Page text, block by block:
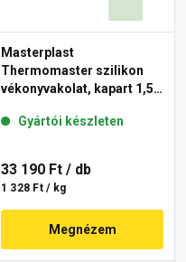
Masterplast
Thermomaster szilikon
vékonyvakolat, kapart 1,5
Gyártói készleten
33 190 Ft / db
1 328 Ft / kg
Megnézem